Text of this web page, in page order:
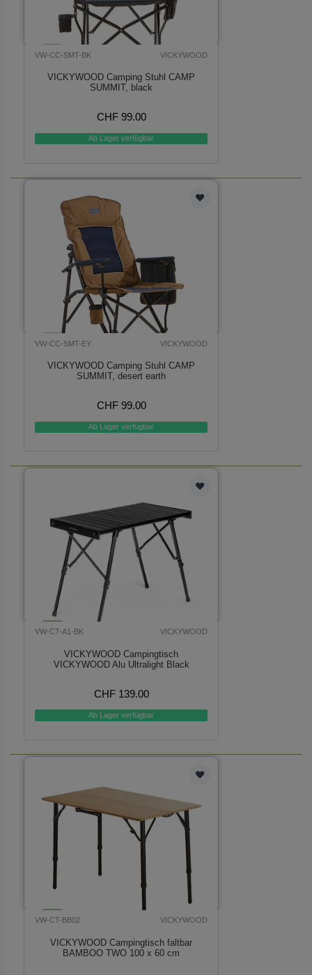
VW-CC-SMT-BK VICKYWOOD
VICKYWOOD Camping Stuhl CAMP
SUMMIT, black
CHF 99.00
Ab Lager verfügbar
VW-CC-SMT-EY VICKYWOOD
VICKYWOOD Camping Stuhl CAMP
SUMMIT, desert earth
CHF 99.00
Ab Lager verfügbar
VW-CT-A1-BK VICKYWOOD
VICKYWOOD Campingtisch
VICKYWOOD Alu Ultralight Black
CHF 139.00
Ab Lager verfügbar
VW-CT-BB02 VICKYWOOD
VICKYWOOD Campingtisch faltbar
BAMBOO TWO 100 x 60 cm